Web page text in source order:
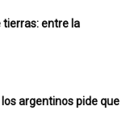
tierras: entre la
los argentinos pide que